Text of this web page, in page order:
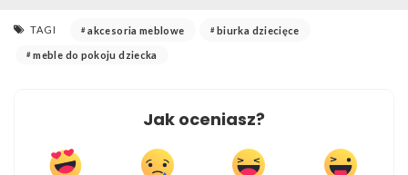
TAGI akcesoria meblowe biurka dziecięce
meble do pokoju dziecka
Jak oceniasz?